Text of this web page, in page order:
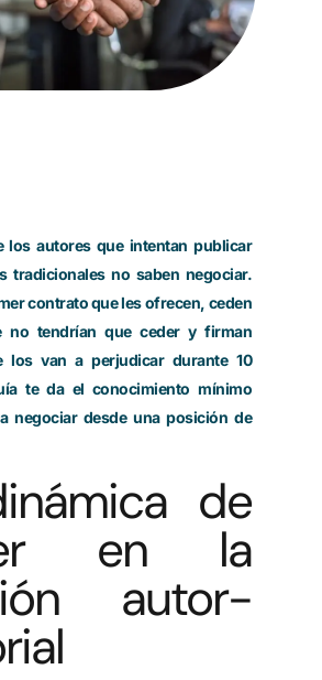
los autores que intentan publicar
tradicionales no saben negociar.
contrato que les ofrecen, ceden
no tendrían que ceder y firman
los van a perjudicar durante 10
te da el conocimiento mínimo
negociar desde una posición de
de
en la
autor-